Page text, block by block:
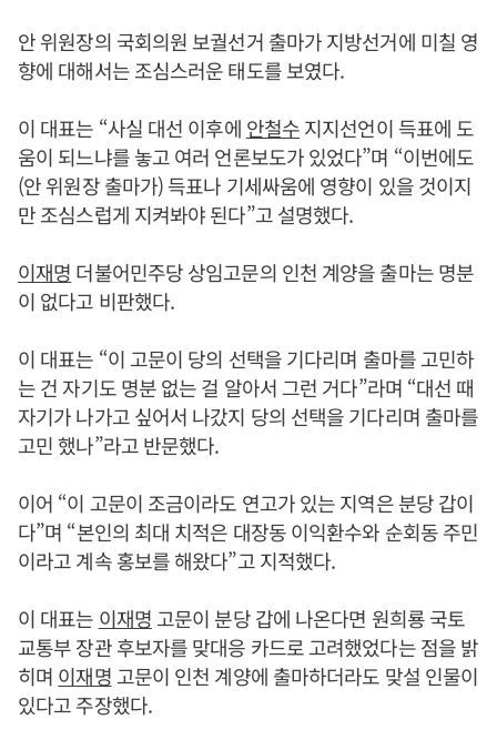
안 위원장의 국회의원 보궐선거 출마가 지방선거에 미칠 영
향에 대해서는 조심스러운 태도를 보였다.
이 대표는 “사실 대선 이후에 안철수지지선언이 득표에 도
움이 되느냐를 놓고 여러 언론보도가 있었다”며 “이번에도
(안 위원장 출마가) 득표나 기세싸움에 영향이 있을 것이지
만 조심스럽게 지켜봐야 된다”고 설명했다.
이재명 더불어민주당 상임고문의 인천 계양을 출마는 명분
이 없다고 비판했다.
이 대표는 “이 고문이 당의 선택을 기다리며 출마를 고민하
는 건 자기도 명분 없는 걸 알아서 그런 거다”라며 “대선 때
자기가 나가고 싶어서 나갔지 당의 선택을 기다리며 출마를
고민 했나”라고 반문했다.
이어 “이 고문이 조금이라도 연고가 있는 지역은 분당 갑이
다”며 “본인의 최대 치적은 대장동 이익환수와 순회동 주민
이라고 계속 홍보를 해왔다”고 지적했다.
이 대표는 이재명 고문이 분당 갑에 나온다면 원희룡 국토
교통부 장관 후보자를 맞대응 카드로 고려했었다는 점을 밝
히며 이재명 고문이 인천 계양에 출마하더라도 맞설 인물이
있다고 주장했다.